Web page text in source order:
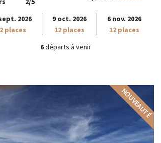
2026
places
9 oct. 2026
12 places
6 nov. 2026
12 places
6départs à venir
NOUVEAUTÉ